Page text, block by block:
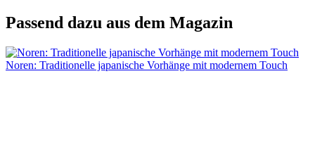
Passend dazu aus dem Magazin
Noren: Traditionelle japanische Vorhänge mit modernem Touch